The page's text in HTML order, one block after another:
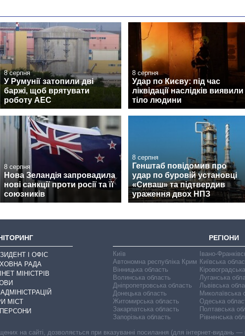
8 серпня
У Румунії затопили дві
баржі, щоб врятувати
роботу АЕС
8 серпня
Удар по Києву: під час
ліквідації наслідків виявили
тіло людини
8 серпня
Нова Зеландія запровадила
нові санкції проти росії та її
союзників
8 серпня
Генштаб повідомив про
удар по буровій установці
«Сиваш» та підтвердив
ураження двох НПЗ
І ОФІС
РАДА
МІНІСТРІВ
МІСТ
ПЕРСОНИ
РЕГІОНИ
Київ
Автономна республіка Крим
Вінницька область
Волинська область
Дніпропетровська область
Донецька область
Житомирська область
Закарпатська область
Запорізька область
Івано-
Київська
Луганська
Львівська
Миколаївська
Одеська
Полтавська
Рівненська
на сайті, дозволяється при вказуванні посилання (для інтернет-видань